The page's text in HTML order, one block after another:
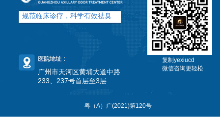
规范临床诊疗，科学有效祛臭
广州市天河区黄埔大道中路
233、237号首层至3层
复制yexiucd
微信咨询更轻松
粤（A）广(2021)第120号